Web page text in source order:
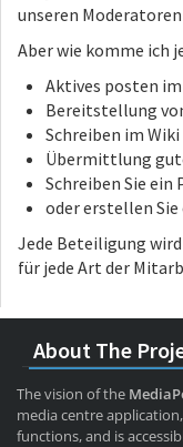
unseren Moderatoren
Aber wie komme ich
Aktives posten
Bereitstellung
Schreiben im
Übermittlung
Schreiben Sie
oder erstellen Sie
Jede Beteiligung
für jede Art der
About The
The vision of the
media centre
functions, and is